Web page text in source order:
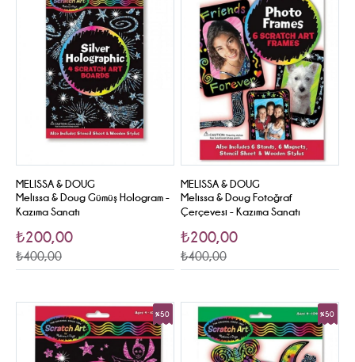
MELISSA & DOUG
Melissa & Doug Gümüş Hologram -
Kazıma Sanatı
₺200,00
₺400,00
MELISSA & DOUG
Melissa & Doug Fotoğraf
Çerçevesi - Kazıma Sanatı
₺200,00
₺400,00
%50
Sale
%50
Sale